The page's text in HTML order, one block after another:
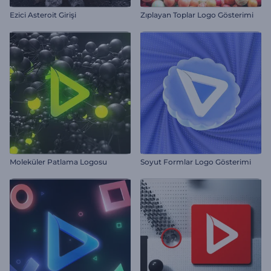
Ezici Asteroit Girişi Zıplayan Toplar Logo Gösterimi
Moleküler Patlama Logosu Soyut Formlar Logo Gösterimi